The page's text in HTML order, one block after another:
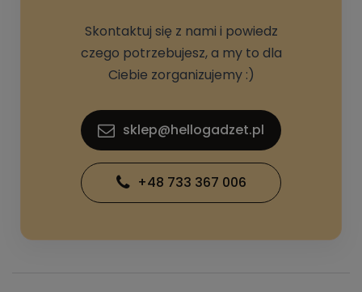
Skontaktuj się z nami i powiedz
czego potrzebujesz, a my to dla
Ciebie zorganizujemy :)
sklep@hellogadzet.pl
+48 733 367 006